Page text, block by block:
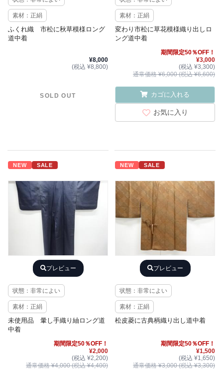
素材：正絹
ふくれ織 市松に秋草模様ロング
道中着
¥8,000
(税込 ¥8,800)
SOLD OUT
素材：正絹
変わり市松に草花模様織り出しロ
ング道中着
期間限定50％OFF！
¥3,000
(税込 ¥3,300)
通常価格 ¥6,000 (税込 ¥6,600)
カゴに入れる
お気に入り
NEW SALE
プレビュー
状態：非常によい
素材：正絹
未使用品 暈し手織り紬ロング道
中着
期間限定50％OFF！
¥2,000
(税込 ¥2,200)
通常価格 ¥4,000 (税込 ¥4,400)
NEW SALE
プレビュー
状態：非常によい
素材：正絹
松皮菱に古典柄織り出し道中着
期間限定50％OFF！
¥1,500
(税込 ¥1,650)
通常価格 ¥3,000 (税込 ¥3,300)